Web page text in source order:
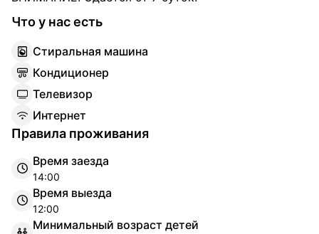
Что у нас есть
Стиральная машина
Кондиционер
Телевизор
Интернет
Правила проживания
Время заезда
14:00
Время выезда
12:00
Минимальный возраст детей